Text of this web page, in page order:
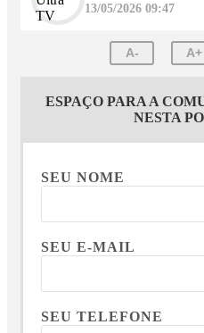
13/05/2026 09:47
A- A+
ESPAÇO PARA A
NESTA
SEU NOME
SEU E-MAIL
SEU TELEFONE